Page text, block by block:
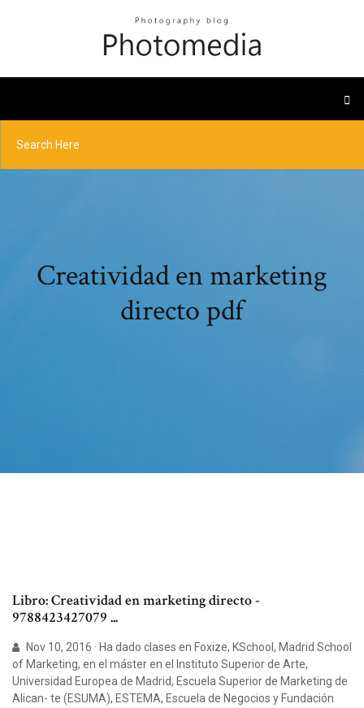
Creatividad en marketing
directo pdf
Libro: Creatividad en marketing directo -
9788423427079 ...
Nov 10, 2016 · Ha dado clases en Foxize, KSchool, Madrid School
of Marketing, en el máster en el Instituto Superior de Arte,
Universidad Europea de Madrid, Escuela Superior de Marketing de
Alican- te (ESUMA), ESTEMA, Escuela de Negocios y Fundación